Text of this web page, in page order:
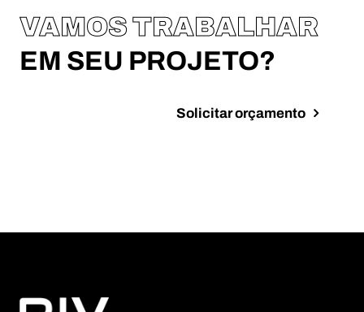
VAMOS TRABALHAR
EM SEU PROJETO?
Solicitar orçamento